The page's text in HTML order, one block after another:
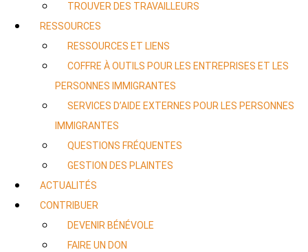
TROUVER DES TRAVAILLEURS
RESSOURCES
RESSOURCES ET LIENS
COFFRE À OUTILS POUR LES ENTREPRISES ET LES
PERSONNES IMMIGRANTES
SERVICES D’AIDE EXTERNES POUR LES PERSONNES
IMMIGRANTES
QUESTIONS FRÉQUENTES
GESTION DES PLAINTES
ACTUALITÉS
CONTRIBUER
DEVENIR BÉNÉVOLE
FAIRE UN DON